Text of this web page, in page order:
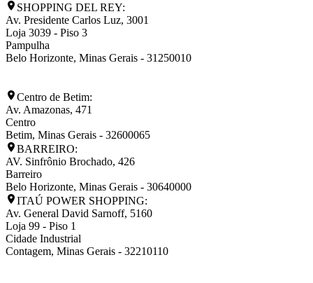
SHOPPING DEL REY:
Av. Presidente Carlos Luz, 3001
Loja 3039 - Piso 3
Pampulha
Belo Horizonte, Minas Gerais - 31250010
Centro de Betim:
Av. Amazonas, 471
Centro
Betim, Minas Gerais - 32600065
BARREIRO:
AV. Sinfrônio Brochado, 426
Barreiro
Belo Horizonte, Minas Gerais - 30640000
ITAÚ POWER SHOPPING:
Av. General David Sarnoff, 5160
Loja 99 - Piso 1
Cidade Industrial
Contagem, Minas Gerais - 32210110